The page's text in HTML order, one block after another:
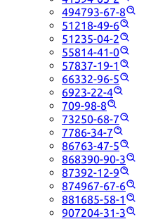
494793-67-8
51218-49-6
51235-04-2
55814-41-0
57837-19-1
66332-96-5
6923-22-4
709-98-8
73250-68-7
7786-34-7
86763-47-5
868390-90-3
87392-12-9
874967-67-6
881685-58-1
907204-31-3